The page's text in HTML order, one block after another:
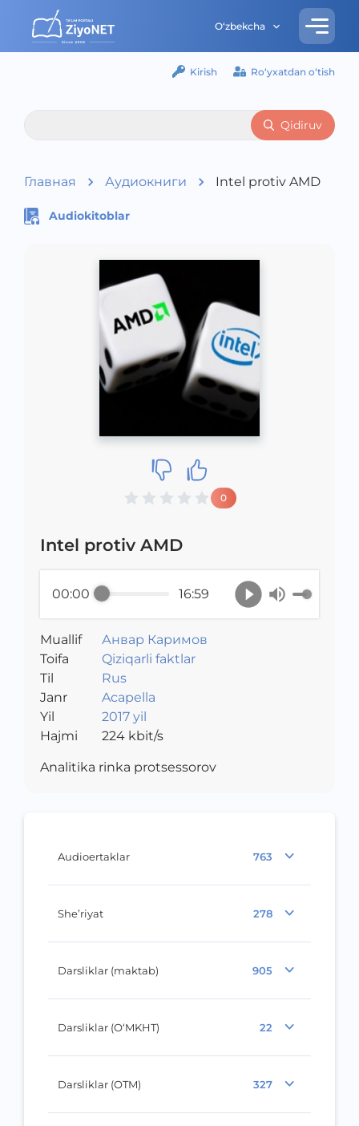
O‘zbekcha
Kirish Ro‘yxatdan o‘tish
Qidiruv
Главная Аудиокниги Intel protiv AMD
Audioertaklar 763
She’riyat 278
Darsliklar (maktab) 905
Darsliklar (O‘MKHT) 22
Darsliklar (OTM) 327
Audiokitoblar
0
Intel protiv AMD
00:00 16:59
Muallif
Анвар Каримов
Toifa
Qiziqarli faktlar
Til
Rus
Janr
Acapella
Yil
2017 yil
Hajmi
224kbit/s
Analitika rinka protsessorov